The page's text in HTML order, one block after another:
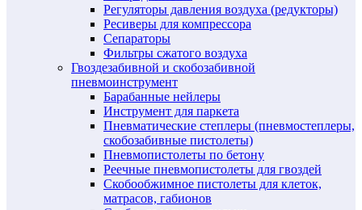
Регуляторы давления воздуха (редукторы)
Ресиверы для компрессора
Сепараторы
Фильтры сжатого воздуха
Гвоздезабивной и скобозабивной
пневмоинструмент
Барабанные нейлеры
Инструмент для паркета
Пневматические степлеры (пневмостеплеры,
скобозабивные пистолеты)
Пневмопистолеты по бетону
Реечные пневмопистолеты для гвоздей
Скобообжимное пистолеты для клеток,
матрасов, габионов